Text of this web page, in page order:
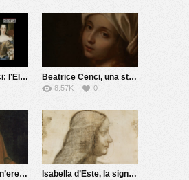
L’ultima del Medici: l’Elettrice Palatina Beatrice Cenci, una storia maledetta
8.57K 0
Giulia Gonzaga, un’eretica del Cinquecento Isabella d’Este, la signora del Rinascimento